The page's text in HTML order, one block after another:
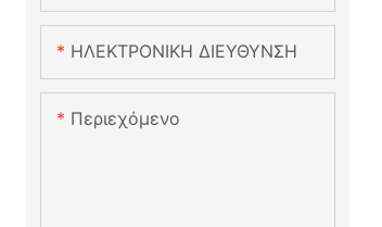
ΗΛΕΚΤΡΟΝΙΚΗ ΔΙΕΥΘΥΝΣΗ
Περιεχόμενο